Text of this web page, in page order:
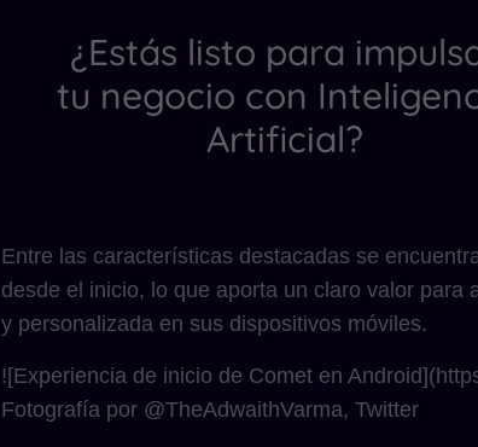
¿Estás listo para
tu negocio con
Artificial?
Entre las características destacadas se
desde el inicio, lo que aporta un claro valor
y personalizada en sus dispositivos móviles.
![Experiencia de inicio de Comet en
Fotografía por @TheAdwaithVarma, Twitter